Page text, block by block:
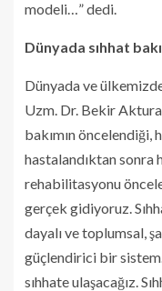
modeli…” dedi.
Dünyada sıhhat
Dünyada ve
Uzm. Dr. Bekir
bakımın öncelendiği,
hastalandıktan sonra
rehabilitasyonu
gerçek gidiyoruz.
dayalı ve toplumsal,
güçlendirici bir
sıhhate ulaşacağız.